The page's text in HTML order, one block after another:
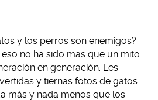
y los perros son enemigos?
no ha sido mas que un mito
en generación. Les
y tiernas fotos de gatos
más y nada menos que los